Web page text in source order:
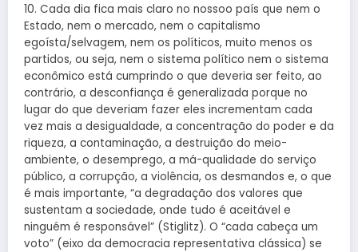
10. Cada dia fica mais claro no nossoo país que nem o
Estado, nem o mercado, nem o capitalismo
egoísta/selvagem, nem os políticos, muito menos os
partidos, ou seja, nem o sistema político nem o sistema
econômico está cumprindo o que deveria ser feito, ao
contrário, a desconfiança é generalizada porque no
lugar do que deveriam fazer eles incrementam cada
vez mais a desigualdade, a concentração do poder e da
riqueza, a contaminação, a destruição do meio-
ambiente, o desemprego, a má-qualidade do serviço
público, a corrupção, a violência, os desmandos e, o que
é mais importante, “a degradação dos valores que
sustentam a sociedade, onde tudo é aceitável e
ninguém é responsável” (Stiglitz). O “cada cabeça um
voto” (eixo da democracia representativa clássica) se